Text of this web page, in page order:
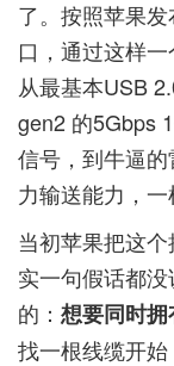
了。按照苹果
口，通过这样
从最基本USB
gen2 的5Gbps
信号，到牛逼
力输送能力，一
当初苹果把这
实一句假话都
的： 想要同时
找一根线缆开始